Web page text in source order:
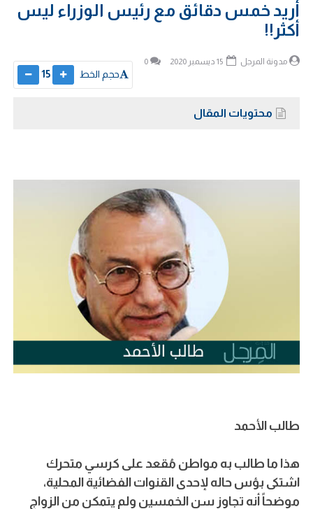
أُريد خمس دقائق مع رئيس الوزراء ليس
أكثر!!
مدونة المرجل 0
حجم الخط 15
محتويات المقال
طالب الأحمد
هذا ما طالب به مواطن مُقعد على كرسي متحرك
اشتكى بؤس حاله لإحدى القنوات الفضائية المحلية،
موضحاً أنه تجاوز سن الخمسين ولم يتمكن من الزواج